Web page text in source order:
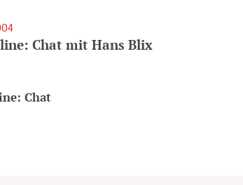
Chat mit Hans Blix
Chat